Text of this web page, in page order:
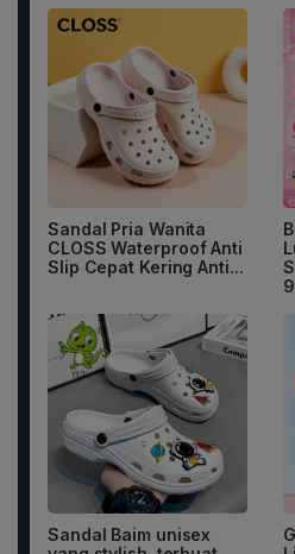
Sandal Pria Wanita
CLOSS Waterproof Anti
Slip Cepat Kering Anti...
Sandal Baim unisex